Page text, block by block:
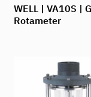
WELL | VA10S |
Rotameter